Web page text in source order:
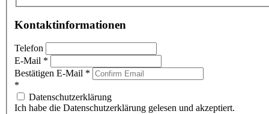
Kontaktinformationen
Telefon
E-Mail *
Bestätigen E-Mail *
*
Datenschutzerklärung
Ich habe die Datenschutzerklärung gelesen und akzeptiert.